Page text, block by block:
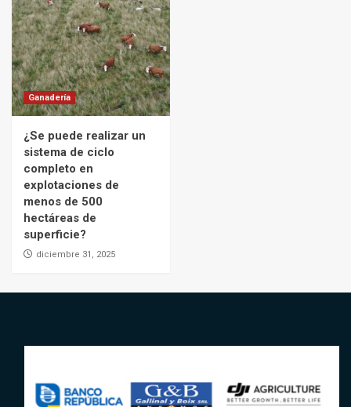
Ganadería
¿Se puede realizar un
sistema de ciclo
completo en
explotaciones de
menos de 500
hectáreas de
superficie?
diciembre 31, 2025